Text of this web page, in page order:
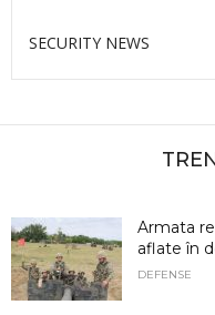
SECURITY NEWS
Armata
aflate în
DEFENSE